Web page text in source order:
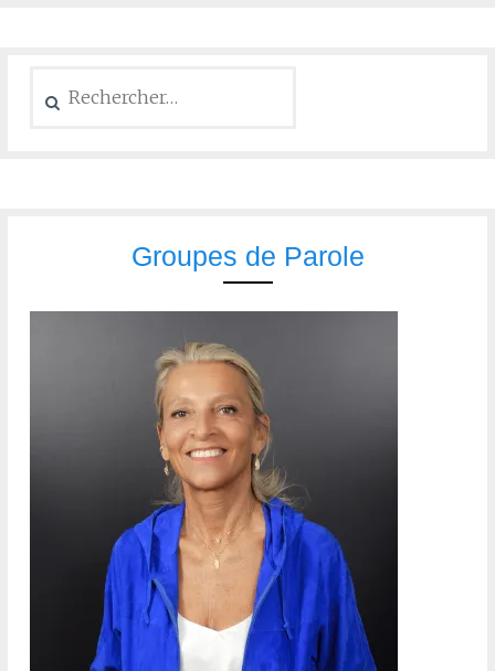
Groupes de Parole